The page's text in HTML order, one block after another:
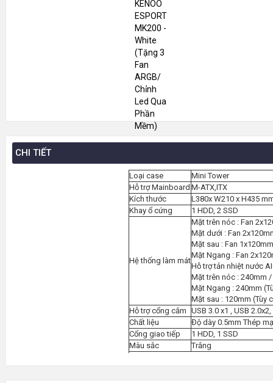
CHI TIẾT
Loại case
Mini Tower
Hỗ trợ Mainboard M-ATX,ITX
Kích thước
L380x W210 x H435
Khay ổ cứng
1 HDD, 2 SSD
Hệ thống làm mát
Mặt trên nóc : Fan
Mặt dưới : Fan
Mặt sau : Fan
Mặt Ngang : Fan
Hỗ trợ tản nhiệt nước
Mặt trên nóc : 240mm
Mặt Ngang : 240mm
Mặt sau : 120mm (Tùy
Hỗ trợ cổng cắm USB 3.0 x1 , USB
Chất liệu
Độ dày 0.5mm Thép
Cổng giao tiếp
1 HDD, 1 SSD
Màu sắc
Trắng